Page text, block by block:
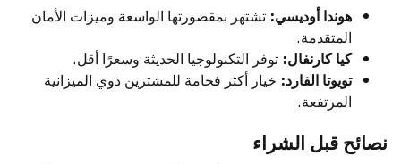
هوندا أوديسي: تشتهر بمقصورتها الواسعة وميزات الأمان
المتقدمة.
كيا كارنفال: توفر التكنولوجيا الحديثة وسعرًا أقل.
تويوتا الفارد: خيار أكثر فخامة للمشترين ذوي الميزانية
المرتفعة.
نصائح قبل الشراء